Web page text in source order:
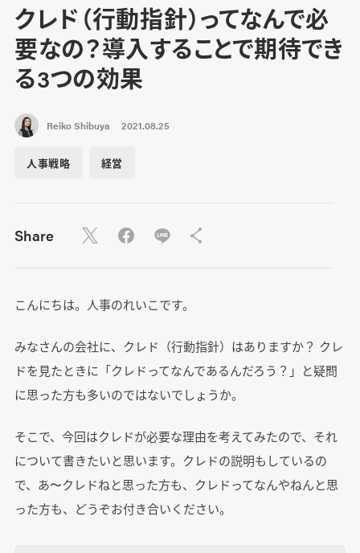
クレド（行動指針）ってなんで必
要なの？導入することで期待でき
る3つの効果
Reiko Shibuya 2021.08.25
人事戦略 経営
Share
こんにちは。人事のれいこです。
みなさんの会社に、クレド（行動指針）はありますか？ クレ
ドを見たときに「クレドってなんであるんだろう？」と疑問
に思った方も多いのではないでしょうか。
そこで、今回はクレドが必要な理由を考えてみたので、それ
について書きたいと思います。クレドの説明もしているの
で、あ〜クレドねと思った方も、クレドってなんやねんと思
った方も、どうぞお付き合いください。